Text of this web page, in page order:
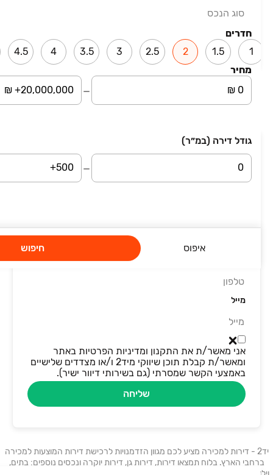
סוג הנכס
חדרים
1
1.5
2
2.5
3
3.5
4
4.5
מחיר
גודל דירה (במ״ר)
איפוס חיפוש
2 חדרים • קומה ‎1‏ • 45 מ״ר
מחוז מרכז והשרון
השארת פרטים
סיבת פנייה
מייל
אני מאשר/ת את התקנון ומדיניות הפרטיות באתר
ומאשר/ת קבלת תוכן שיווקי מיד2 ו/או מצדדים שלישיים
באמצעי הקשר שמסרתי (גם בשירותי דיוור ישיר).
שליחה
יד2 - דירות למכירה מציע לכם מגוון הזדמנויות לרכישת דירות המוצעות למכירה
ברחבי הארץ. בלוח תמצאו דירות, דירות גן, דירות יוקרה ונכסים נוספים: בתים,